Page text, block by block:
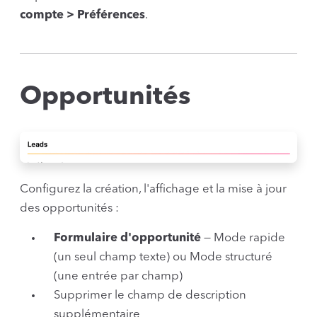
compte > Préférences.
Opportunités
Configurez la création, l'affichage et la mise à jour
des opportunités :
Formulaire d'opportunité — Mode rapide
(un seul champ texte) ou Mode structuré
(une entrée par champ)
Supprimer le champ de description
supplémentaire